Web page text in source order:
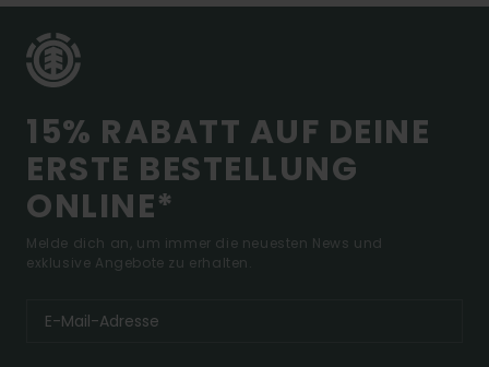
15% RABATT AUF DEINE
ERSTE BESTELLUNG
ONLINE*
Melde dich an, um immer die neuesten News und
exklusive Angebote zu erhalten.